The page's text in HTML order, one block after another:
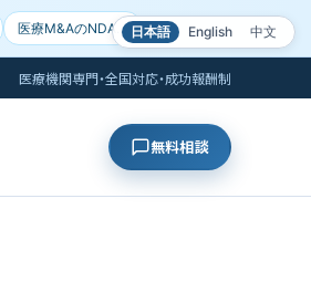
日本語 English 中文
医療M&AのNDA…
医療機関専門・全国対応・成功報酬制
無料相談